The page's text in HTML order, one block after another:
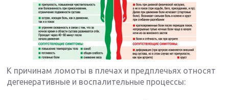
К причинам ломоты в плечах и предплечьях относят
дегенеративные и воспалительные процессы: